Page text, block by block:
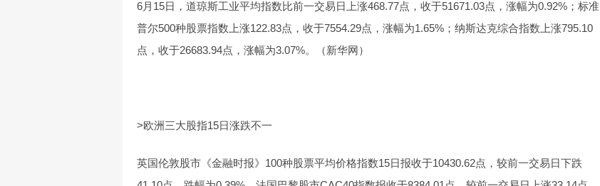
6月15日，道琼斯工业平均指数比前一交易日上涨468.77点，收于51671.03点，涨幅为0.92%；标准
普尔500种股票指数上涨122.83点，收于7554.29点，涨幅为1.65%；纳斯达克综合指数上涨795.10
点，收于26683.94点，涨幅为3.07%。（新华网）
>欧洲三大股指15日涨跌不一
英国伦敦股市《金融时报》100种股票平均价格指数15日报收于10430.62点，较前一交易日下跌